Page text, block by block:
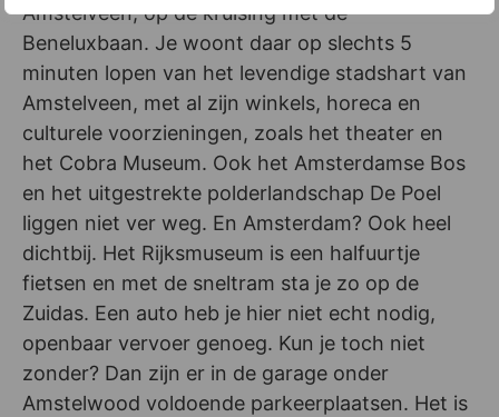
Amstelveen, op de kruising met de
Beneluxbaan. Je woont daar op slechts 5
minuten lopen van het levendige stadshart van
Amstelveen, met al zijn winkels, horeca en
culturele voorzieningen, zoals het theater en
het Cobra Museum. Ook het Amsterdamse Bos
en het uitgestrekte polderlandschap De Poel
liggen niet ver weg. En Amsterdam? Ook heel
dichtbij. Het Rijksmuseum is een halfuurtje
fietsen en met de sneltram sta je zo op de
Zuidas. Een auto heb je hier niet echt nodig,
openbaar vervoer genoeg. Kun je toch niet
zonder? Dan zijn er in de garage onder
Amstelwood voldoende parkeerplaatsen. Het is